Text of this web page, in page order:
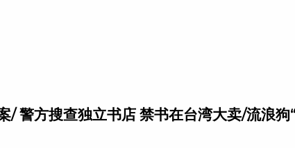
/ 警方搜查独立书店 禁书在台湾大卖/流浪狗